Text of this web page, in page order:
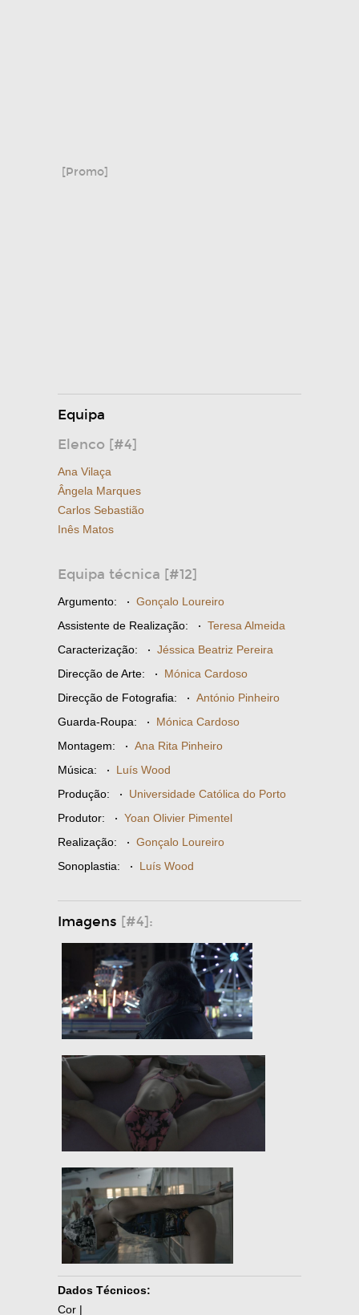
[Promo]
Equipa
Elenco [#4]
Ana Vilaça
Ângela Marques
Carlos Sebastião
Inês Matos
Equipa técnica [#12]
Argumento: · Gonçalo Loureiro
Assistente de Realização: · Teresa Almeida
Caracterização: · Jéssica Beatriz Pereira
Direcção de Arte: · Mónica Cardoso
Direcção de Fotografia: · António Pinheiro
Guarda-Roupa: · Mónica Cardoso
Montagem: · Ana Rita Pinheiro
Música: · Luís Wood
Produção: · Universidade Católica do Porto
Produtor: · Yoan Olivier Pimentel
Realização: · Gonçalo Loureiro
Sonoplastia: · Luís Wood
Imagens [#4]:
Dados Técnicos:
Cor |